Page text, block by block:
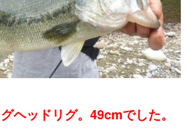
ヘッドリグ。49cmでした。